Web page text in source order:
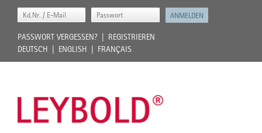
PASSWORT VERGESSEN?
REGISTRIEREN
DEUTSCH
ENGLISH FRANÇAIS